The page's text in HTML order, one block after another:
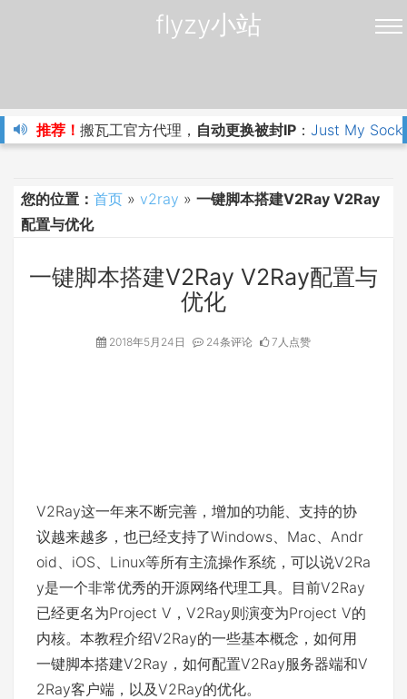
flyzy小站
推荐！ 搬瓦工官方代理， 自动更换被封IP ： Just My
您的位置： 首页 » v2ray » 一键脚本搭建V2Ray V2Ray
配置与优化
一键脚本搭建V2Ray V2Ray配置与
优化
2018年5月24日 24条评论 7人点赞
V2Ray这一年来不断完善，增加的功能、支持的协
议越来越多，也已经支持了Windows、Mac、Andr
oid、iOS、Linux等所有主流操作系统，可以说V2Ra
y是一个非常优秀的开源网络代理工具。目前V2Ray
已经更名为Project V，V2Ray则演变为Project V的
内核。本教程介绍V2Ray的一些基本概念，如何用
一键脚本搭建V2Ray，如何配置V2Ray服务器端和V
2Ray客户端，以及V2Ray的优化。